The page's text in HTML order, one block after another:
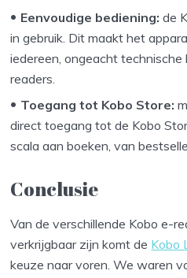
Eenvoudige bediening:de
in gebruik. Dit maakt het
iedereen, ongeacht
readers.
Toegang tot Kobo Store:
direct toegang tot de Kobo
scala aan boeken, van
Conclusie
Van de verschillende Kobo e-
verkrijgbaar zijn komt de Kobo
keuze naar voren. We waren